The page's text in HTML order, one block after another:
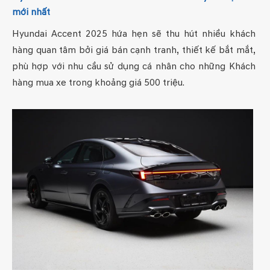
mới nhất
Hyundai Accent 2025 hứa hẹn sẽ thu hút nhiều khách
hàng quan tâm bởi giá bán cạnh tranh, thiết kế bắt mắt,
phù hợp với nhu cầu sử dụng cá nhân cho những Khách
hàng mua xe trong khoảng giá 500 triệu.